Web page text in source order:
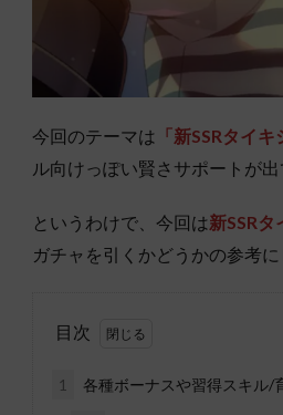
今回のテーマは 「新SSRタイ
ル向けっぽい賢さサポートが
というわけで、今回は新SSR
ガチャを引くかどうかの参考
目次
1 各種ボーナスや習得スキル/